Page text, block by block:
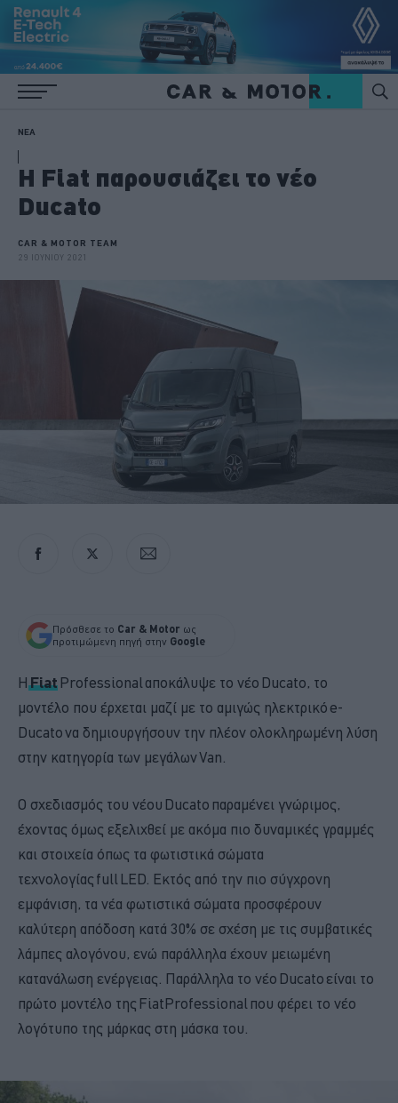
ΝΕΑ
H Fiat παρουσιάζει το νέο
Ducato
CAR & MOTOR TEAM
29 ΙΟΥΝΙΟΥ 2021
Πρόσθεσε το Car & Motor ως
προτιμώμενη πηγή στην Google
ΗFiat Professional αποκάλυψε το νέο Ducato, το
μοντέλο που έρχεται μαζί με το αμιγώς ηλεκτρικό e-
Ducato να δημιουργήσουν την πλέον ολοκληρωμένη λύση
στην κατηγορία των μεγάλων Van.
Ο σχεδιασμός του νέου Ducato παραμένει γνώριμος,
έχοντας όμως εξελιχθεί με ακόμα πιο δυναμικές γραμμές
και στοιχεία όπως τα φωτιστικά σώματα
τεχνολογίας full LED. Εκτός από την πιο σύγχρονη
εμφάνιση, τα νέα φωτιστικά σώματα προσφέρουν
καλύτερη απόδοση κατά 30% σε σχέση με τις συμβατικές
λάμπες αλογόνου, ενώ παράλληλα έχουν μειωμένη
κατανάλωση ενέργειας. Παράλληλα το νέο Ducato είναι το
πρώτο μοντέλο της FiatProfessional που φέρει το νέο
λογότυπο της μάρκας στη μάσκα του.